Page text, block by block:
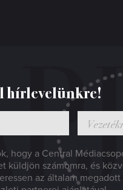
hírlevelünkre!
hogy a Central
küldjön számomra, és
az általam